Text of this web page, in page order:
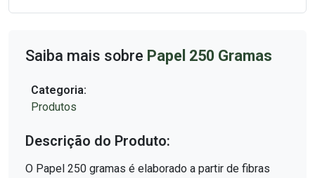
Saiba mais sobre Papel 250 Gramas
Categoria:
Produtos
Descrição do Produto:
O Papel 250 gramas é elaborado a partir de fibras